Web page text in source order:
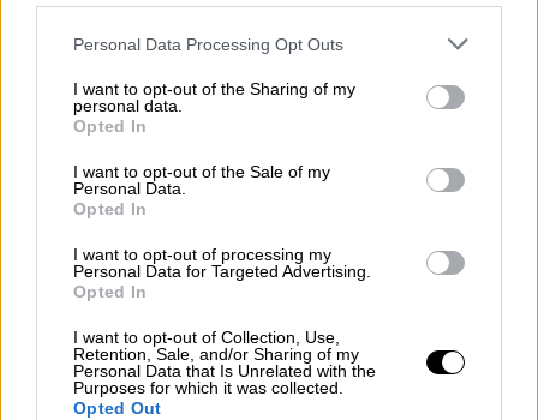
Please note that this website/app uses one or more Google
not limited to your visit or usage behaviour. You may click to
grant or deny consent to Google and its third-party tags to
use your data for below specified purposes in below Google
consent section.
Personal Data Processing Opt Outs
I want to opt-out of the Sharing of my
personal data.
Opted In
I want to opt-out of the Sale of my
Personal Data.
Opted In
I want to opt-out of processing my
Personal Data for Targeted Advertising.
Opted In
I want to opt-out of Collection, Use,
Retention, Sale, and/or Sharing of my
Personal Data that Is Unrelated with the
Purposes for which it was collected.
Opted Out
διαχειρίζεταιτοακίνητο, ο οποίος διέψευσε
ότι οι συγκεκριμένοι ένοικοι ήταν Ρώσοι:
να πω περισσότερα γιατί εμπίπτει στο
απόρρητο για την ιδιωτική τους ζωή
Ωστόσο, η εφημερίδα ανέφερε ότι οι
ενοικιαστές είναι πιθανότατα ρωσικής
καταγωγής, «αλλά έχουν από καιρό την
κατοικία τους στο Λονδίνο και ίσως την
αγγλική υπηκοότητα».
Ο Ζελένσκι ζητά από την ΕΕ να μην
δίνει βίζα σε Ρώσους